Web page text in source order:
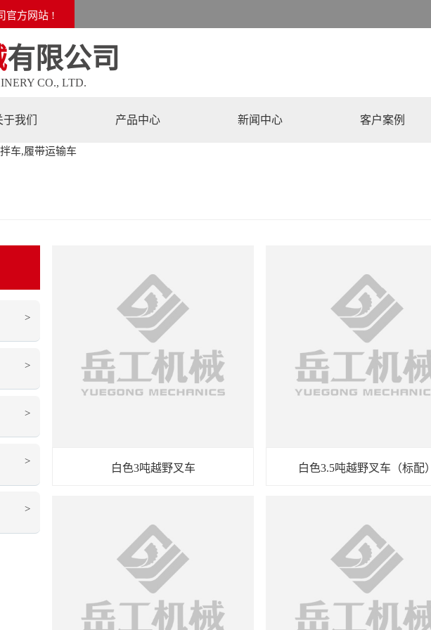
掘机,装载机,履带运输车,自上料搅拌车,叉车等,源头厂家,值得信赖.
官方网站 !
有限公司
CO., LTD.
于我们 产品中心 新闻中心 客户案例
>
>
>
>
>
白色3吨越野叉车 白色3.5吨越野叉车（标配）